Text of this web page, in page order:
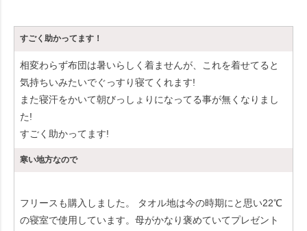
すごく助かってます！
相変わらず布団は暑いらしく着ませんが、これを着せてると
気持ちいみたいでぐっすり寝てくれます!
また寝汗をかいて朝びっしょりになってる事が無くなりまし
た!
すごく助かってます!
寒い地方なので
フリースも購入しました。 タオル地は今の時期にと思い22℃
の寝室で使用しています。母がかなり褒めていてプレゼント